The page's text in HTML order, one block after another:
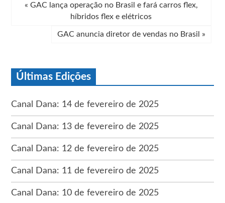
« GAC lança operação no Brasil e fará carros flex,
híbridos flex e elétricos
GAC anuncia diretor de vendas no Brasil »
Últimas Edições
Canal Dana: 14 de fevereiro de 2025
Canal Dana: 13 de fevereiro de 2025
Canal Dana: 12 de fevereiro de 2025
Canal Dana: 11 de fevereiro de 2025
Canal Dana: 10 de fevereiro de 2025